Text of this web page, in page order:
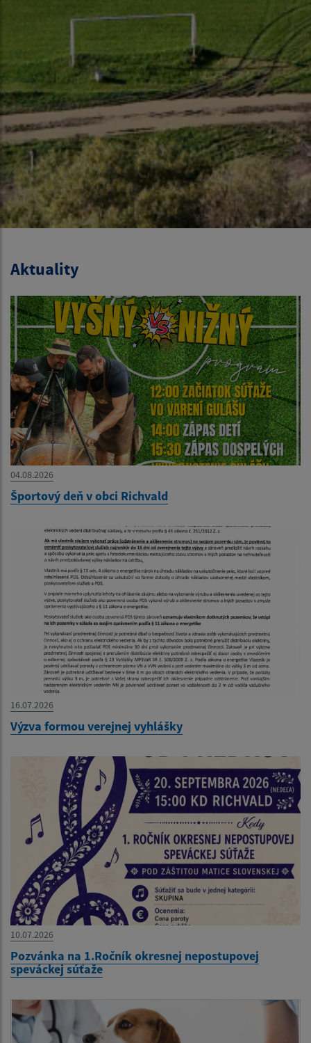
Aktuality
04.08.2026
Športový deň v obci Richvald
16.07.2026
Výzva formou verejnej vyhlášky
10.07.2026
Pozvánka na 1.Ročník okresnej nepostupovej
speváckej súťaže